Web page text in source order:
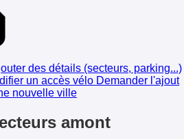
des détails (secteurs, parking...)
un accès vélo Demander l'ajout
nouvelle ville
amont